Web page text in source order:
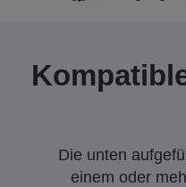
Die unten
einem oder